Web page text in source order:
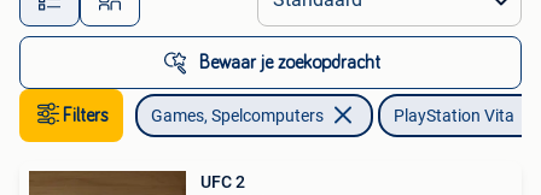
Bewaar je zoekopdracht
Filters Games, Spelcomputers PlayStation Vita
UFC 2